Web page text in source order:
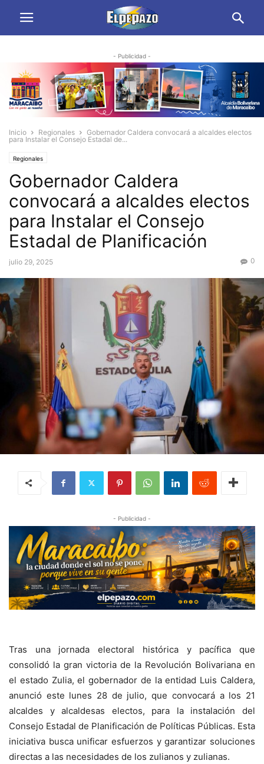
- Publicidad -
Inicio Regionales
Gobernador Caldera convocará a alcaldes electos
para Instalar el Consejo Estadal de...
Regionales
Gobernador Caldera
convocará a alcaldes electos
para Instalar el Consejo
Estadal de Planificación
julio 29, 2025 0
- Publicidad -
Tras una jornada electoral histórica y pacífica que
consolidó la gran victoria de la Revolución Bolivariana en
el estado Zulia, el gobernador de la entidad Luis Caldera,
anunció este lunes 28 de julio, que convocará a los 21
alcaldes y alcaldesas electos, para la instalación del
Consejo Estadal de Planificación de Políticas Públicas. Esta
iniciativa busca unificar esfuerzos y garantizar soluciones
directas a las necesidades de los zulianos y zulianas.